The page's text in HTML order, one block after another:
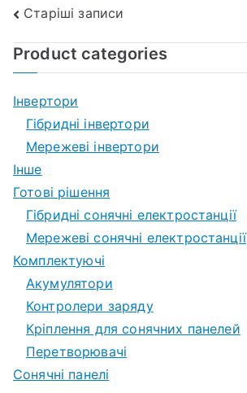
Навігація
за
записами
Старіші записи
Product categories
Інвертори
Гібридні інвертори
Мережеві інвертори
Інше
Готові рішення
Гібридні сонячні електростанції
Мережеві сонячні електростанції
Комплектуючі
Акумулятори
Контролери заряду
Кріплення для сонячних панелей
Перетворювачі
Сонячні панелі